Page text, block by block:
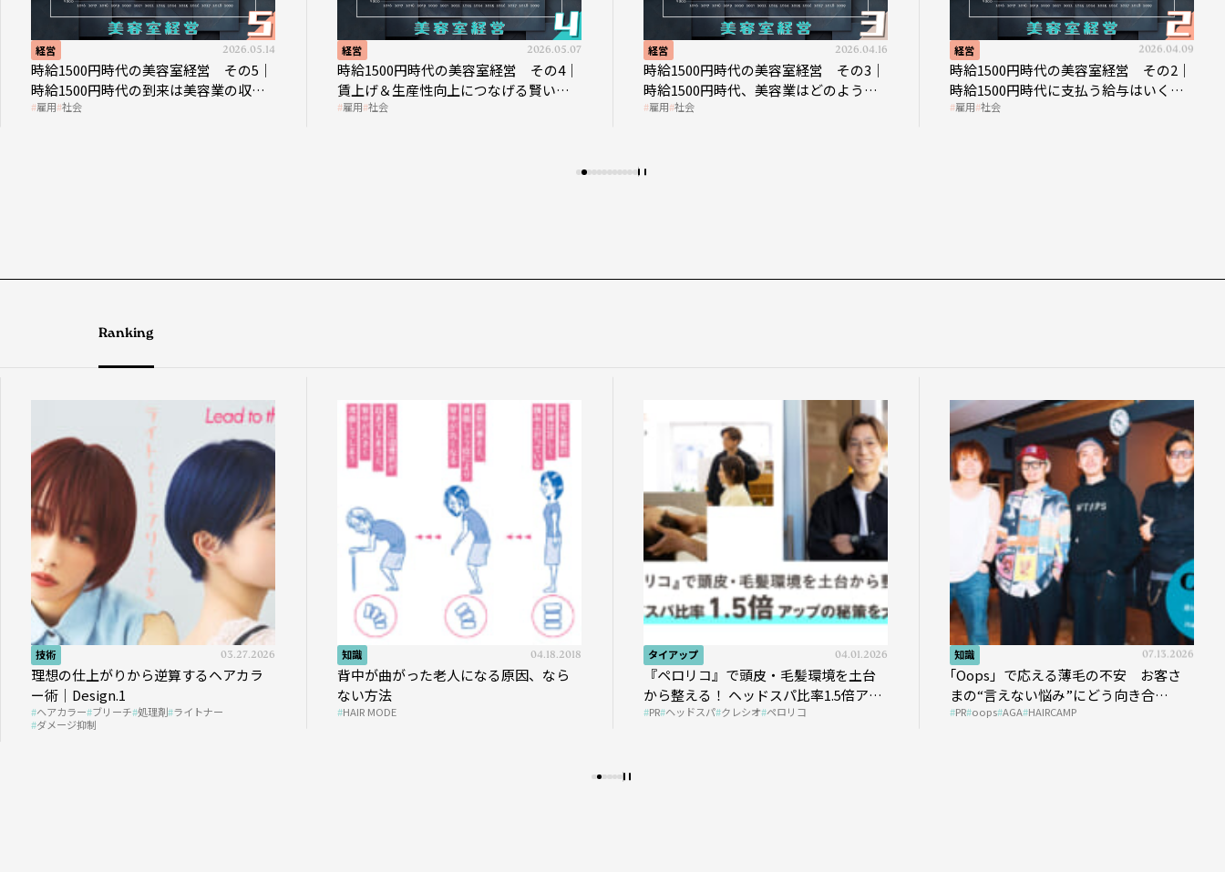
経営 2026.05.14
時給1500円時代の美容室経営 その5｜
時給1500円時代の到来は美容業の収益
構造を見直す契機
雇用 社会
経営 2026.05.07
時給1500円時代の美容室経営 その4｜
賃上げ＆生産性向上につなげる賢い助
成金活用
雇用 社会
経営 2026.04.16
時給1500円時代の美容室経営 その3｜
時給1500円時代、美容業はどのような
影響を受けるのか？
雇用 社会
経営 2026.04.09
時給1500円時代の美容室経営 その2｜
時給1500円時代に支払う給与はいくら
なのか
雇用 社会
Ranking
技術 03.27.2026
理想の仕上がりから逆算するヘアカラ
ー術｜Design.1
ヘアカラー ブリーチ 処理剤 ライトナー
ダメージ抑制
知識 04.18.2018
背中が曲がった老人になる原因、なら
ない方法
HAIR MODE
タイアップ 04.01.2026
『ペロリコ』で頭皮・毛髪環境を土台
から整える！ ヘッドスパ比率1.5倍アッ
プの秘策を大公開
PR ヘッドスパ クレシオ ペロリコ
知識 07.13.2026
｢Oops」で応える薄毛の不安 お客さ
まの“言えない悩み”にどう向き合
う？ ＃01
PR oops AGA HAIRCAMP